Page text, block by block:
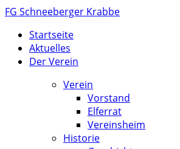
FG Schneeberger Krabbe
Startseite
Aktuelles
Der Verein
Verein
Vorstand
Elferrat
Vereinsheim
Historie